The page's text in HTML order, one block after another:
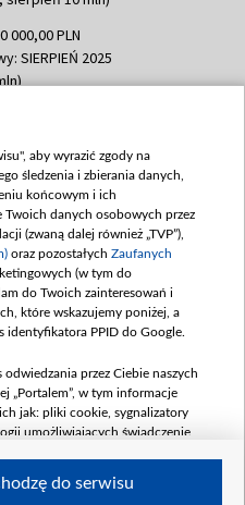
000,00 PLN
SIERPIEŃ 2025
051,21 PLN
październik 350
000,00 PLN
GRUDZIEŃ 2025
mln)
000,00 PLN
LUTY 2026 (wpłata
180 mln, 8
000,00 PLN
aby wyrazić zgody na
śledzenia i zbierania danych,
końcowym i ich
Twoich danych osobowych przez
(zwaną dalej również „TVP”),
oraz pozostałych Zaufanych
(w tym do
do Twoich zainteresowań i
które wskazujemy poniżej, a
identyfikatora PPID do Google.
przez Ciebie naszych
„Portalem”, w tym informacje
jak: pliki cookie, sygnalizatory
umożliwiających świadczenie
do serwisu